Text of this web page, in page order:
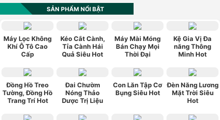
màu xanh dạ quang đi nhé
vn0984_520★★★★★
★★★★★
Sản phẩm có kiểu
dáng đẹp, hợp thời trang, phù hợp với túi
tiền, chính sách bảo hành tốt. Rất hài lòng về
sản phẩm này.
ngoquan112 ★★★★★
★★★★★
Mua cho ba mình
xài được hơn 1 tháng rồi , giá cả hợp lý , vừa
túi tiền , máy gọn nhẹ , ba mình rất vừa ý .
SẢN PHẨM NỔI BẬT
Máy Lọc Không
Khí Ô Tô Cao
Cấp
Kéo Cắt Cành,
Tỉa Cành Hái
Quả Siêu Hot
Máy Mài Móng
Bán Chạy Mọi
Thời Đại
Kệ Gia Vị Đa
năng Thông
Minh Hot
Đồng Hồ Treo
Tường, Đồng Hồ
Trang Trí Hot
Đai Chườm
Nóng Thảo
Dược Trị Liệu
Con Lăn Tập Cơ
Bụng Siêu Hot
Đèn Năng Lương
Mặt Trời Siêu
Hot